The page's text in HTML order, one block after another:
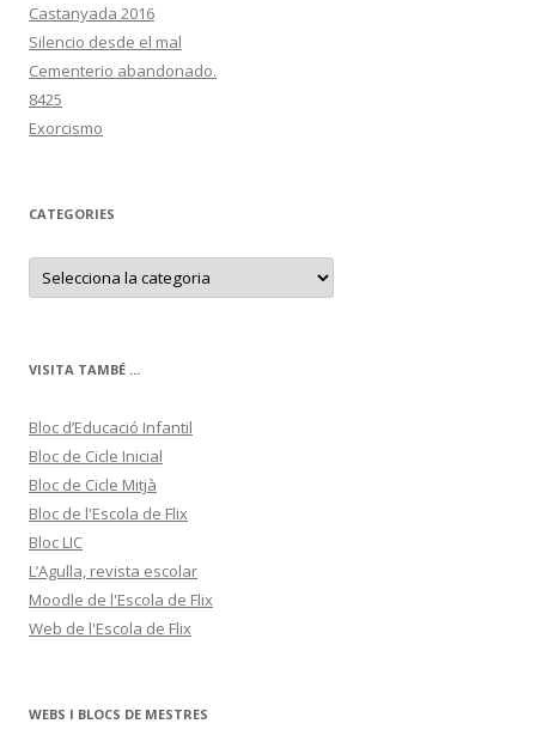
Castanyada 2016
Silencio desde el mal
Cementerio abandonado.
8425
Exorcismo
CATEGORIES
C
t
r
i
VISITA TAMBÉ ...
Bloc d’Educació Infantil
Bloc de Cicle Inicial
Bloc de Cicle Mitjà
Bloc de l'Escola de Flix
Bloc LIC
L’Agulla, revista escolar
Moodle de l'Escola de Flix
Web de l'Escola de Flix
WEBS I BLOCS DE MESTRES